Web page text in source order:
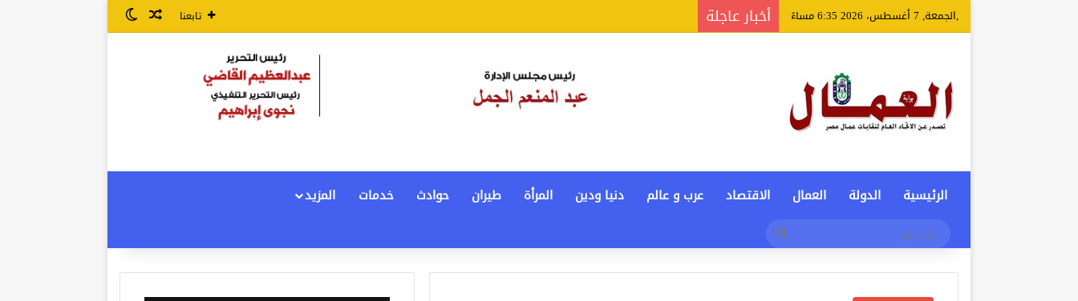
,الجمعة, 7 أغسطس، 2026 6:35 مساءً أخبار عاجلة تابعنا مقال عشوائي
الوضع المظلم
الرئيسية الدولة العمال الاقتصاد عرب و عالم دنيا ودين المرأة طيران حوادث خدمات
المزيد